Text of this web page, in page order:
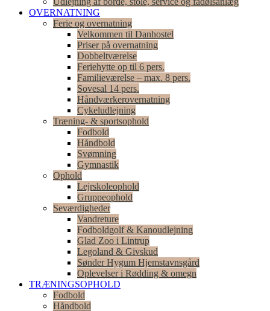
OVERNATNING
Ferie og overnatning
Velkommen til Danhostel
Priser på overnatning
Dobbeltværelse
Feriehytte op til 6 pers.
Familieværelse – max. 8 pers.
Sovesal 14 pers.
Håndværkerovernatning
Cykeludlejning
Træning- & sportsophold
Fodbold
Håndbold
Svømning
Gymnastik
Ophold
Lejrskoleophold
Gruppeophold
Seværdigheder
Vandreture
Fodboldgolf & Kanoudlejning
Glad Zoo i Lintrup
Legoland & Givskud
Sønder Hygum Hjemstavnsgård
Oplevelser i Rødding & omegn
TRÆNINGSOPHOLD
Fodbold
Håndbold